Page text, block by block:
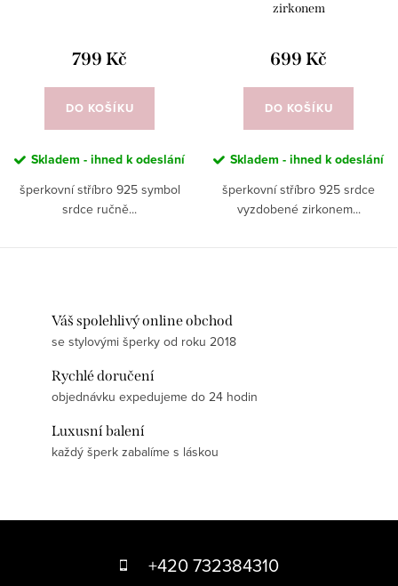
799 Kč
DO KOŠÍKU
Skladem - ihned k odeslání
šperkovní stříbro 925 symbol
srdce ručně...
zirkonem
699 Kč
DO KOŠÍKU
Skladem - ihned k odeslání
šperkovní stříbro 925 srdce
vyzdobené zirkonem...
Váš spolehlivý online obchod
se stylovými šperky od roku 2018
Rychlé doručení
objednávku expedujeme do 24 hodin
Luxusní balení
každý šperk zabalíme s láskou
+420 732384310